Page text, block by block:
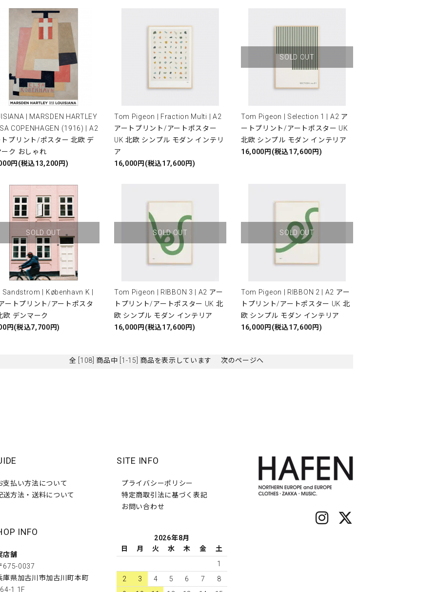
| MARSDEN HARTLEY
COPENHAGEN (1916) | A2
トプリント/ポスター 北欧 デ
ーク おしゃれ
円(税込13,200円)
Tom Pigeon | Fraction Multi | A2
アートプリント/アートポスター
UK 北欧 シンプル モダン インテリ
ア
16,000円(税込17,600円)
SOLD OUT
Tom Pigeon | Selection 1 | A2 ア
ートプリント/アートポスター UK
北欧 シンプル モダン インテリア
16,000円(税込17,600円)
SOLD OUT
Sandstrom | København K |
ートプリント/アートポスタ
欧 デンマーク
円(税込7,700円)
SOLD OUT
Tom Pigeon | RIBBON 3 | A2 アー
トプリント/アートポスター UK 北
欧 シンプル モダン インテリア
16,000円(税込17,600円)
SOLD OUT
Tom Pigeon | RIBBON 2 | A2 アー
トプリント/アートポスター UK 北
欧 シンプル モダン インテリア
16,000円(税込17,600円)
全 [108] 商品中 [1-15] 商品を表示しています 次のページへ
支払い方法について
送方法・送料について
INFO
店舗
675-0037
庫県加古川市加古川町本町
1 1F
SITE INFO
プライバシーポリシー
特定商取引法に基づく表記
お問い合わせ
2026年8月
日
月 火 水 木 金
土
1
2
3 4 5 6 7
8